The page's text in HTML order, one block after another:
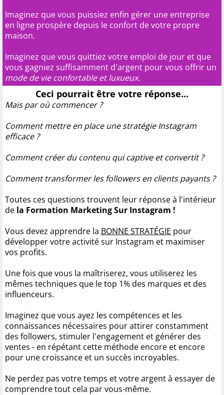
Imaginez que vous puissiez enfin gérer une entreprise
en ligne prospère depuis le confort de votre propre
maison.
Imaginez que vous quittiez votre emploi de jour et que
vous gagniez suffisamment d'argent pour vous offrir un
mode de vie confortable et luxueux.
Ceci pourrait être votre réponse...
Mais par où commencer ?
Comment mettre en place une stratégie Instagram
efficace ?
Comment créer du contenu qui captive et convertit ?
Comment transformer les followers en clients payants ?
Toutes ces questions trouvent leur réponse à l'intérieur
de la Formation Marketing Sur Instagram !
Vous devez apprendre la BONNE STRATÉGIE pour
développer votre activité sur Instagram et maximiser
vos profits.
Une fois que vous la maîtriserez, vous utiliserez les
mêmes techniques que le top 1% des marques et des
influenceurs.
Imaginez que vous ayez les compétences et les
connaissances nécessaires pour attirer constamment
des followers, stimuler l'engagement et générer des
ventes - en répétant cette méthode encore et encore
pour une croissance et un succès incroyables.
Ne perdez pas votre temps et votre argent à essayer de
comprendre tout cela par vous-même.